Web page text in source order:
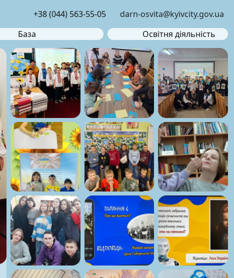
+38 (044) 563-55-05
darn-osvita@kyivcity.gov.ua
База Освітня діяльність